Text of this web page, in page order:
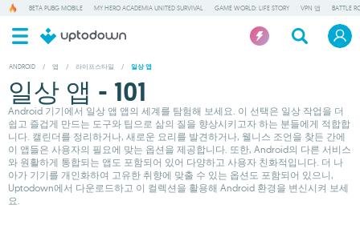
BETA PUBG MOBILE MY HERO ACADEMIA UNITED SURVIVAL GAME WORLD: LIFE STORY VPN 앱 BATTLE
ANDROID / 앱 / 라이프스타일 / 일상 앱
일상 앱 - 101
Android 기기에서 일상 앱 앱의 세계를 탐험해 보세요. 이 선택은 일상 작업을 더
쉽고 즐겁게 만드는 도구와 팁으로 삶의 질을 향상시키고자 하는 분들에게 적합합
니다. 캘린더를 정리하거나, 새로운 요리를 발견하거나, 웰니스 조언을 찾든 간에
이 앱들은 사용자의 필요에 맞는 옵션을 제공합니다. 또한, Android의 다른 서비스
와 원활하게 통합되는 앱도 포함되어 있어 다양하고 사용자 친화적입니다. 더 나
아가 기기를 개인화하여 고유한 취향에 맞출 수 있는 옵션도 포함되어 있으니,
Uptodown에서 다운로드하고 이 컬렉션을 활용해 Android 환경을 변신시켜 보세
요.